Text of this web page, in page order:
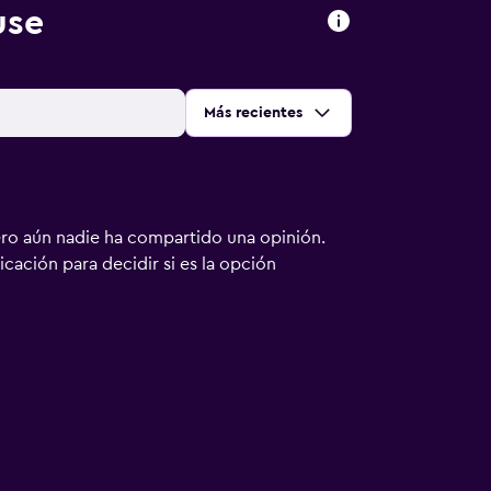
Ordenar por:
Más recientes
aún nadie ha compartido una opinión.
para decidir si es la opción